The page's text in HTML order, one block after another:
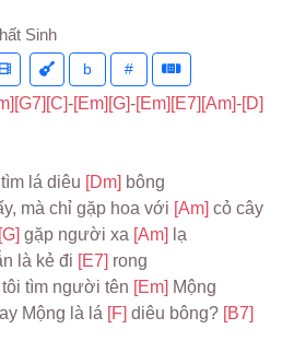
Sinh
b #
[G7] [C]-[Em] [G]-[Em] [E7] [Am]-[D]
lá diêu [Dm] bông
mà chỉ gặp hoa với [Am] cỏ cây
[G] gặp người xa [Am] lạ
là kẻ đi [E7] rong
tôi tìm người tên [Em] Mộng
Mộng là lá [F] diêu bông? [B7]